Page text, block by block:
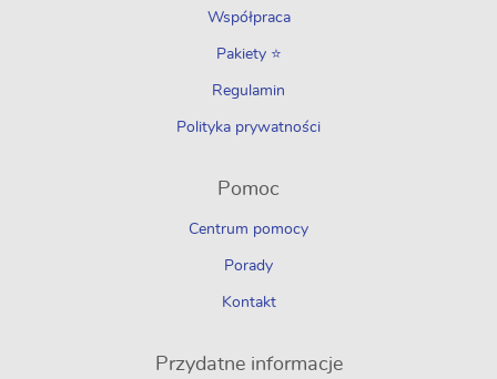
Współpraca
Pakiety ⭐
Regulamin
Polityka prywatności
Pomoc
Centrum pomocy
Porady
Kontakt
Przydatne informacje